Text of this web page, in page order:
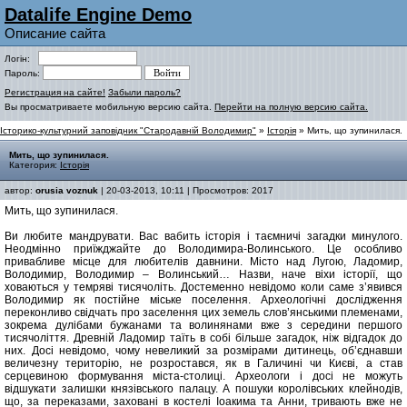
Datalife Engine Demo
Описание сайта
Логін:
Пароль:
Регистрация на сайте! Забыли пароль?
Вы просматриваете мобильную версию сайта. Перейти на полную версию сайта.
Історико-культурний заповідник "Стародавній Володимир" » Історія » Мить, що зупинилася.
Мить, що зупинилася.
Категория: Історія
автор: orusia voznuk | 20-03-2013, 10:11 | Просмотров: 2017
Мить, що зупинилася.
Ви любите мандрувати. Вас вабить історія і таємничі загадки минулого.
Неодмінно приїжджайте до Володимира-Волинського. Це особливо
привабливе місце для любителів давнини. Місто над Лугою, Ладомир,
Володимир, Володимир – Волинський… Назви, наче віхи історії, що
ховаються у темряві тисячоліть. Достеменно невідомо коли саме з’явився
Володимир як постійне міське поселення. Археологічні дослідження
переконливо свідчать про заселення цих земель слов’янськими племенами,
зокрема дулібами бужанами та волинянами вже з середини першого
тисячоліття. Древній Ладомир таїть в собі більше загадок, ніж відгадок до
них. Досі невідомо, чому невеликий за розмірами дитинець, об’єднавши
величезну територію, не розростався, як в Галичині чи Києві, а став
серцевиною формування міста-столиці. Археологи і досі не можуть
відшукати залишки князівського палацу. А пошуки королівських клейнодів,
що, за переказами, заховані в костелі Іоакима та Анни, тривають вже не